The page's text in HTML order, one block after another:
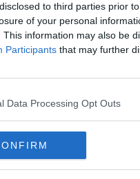
to third parties prior
of your personal
This information may also be
Participants that may further
Data Processing Opt Outs